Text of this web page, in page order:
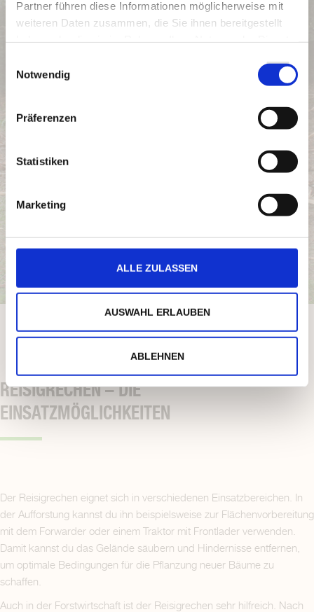
Partner führen diese Informationen möglicherweise mit
weiteren Daten zusammen, die Sie ihnen bereitgestellt
Notwendig
Präferenzen
Statistiken
Marketing
ALLE ZULASSEN
AUSWAHL ERLAUBEN
ABLEHNEN
REISIGRECHEN – DIE
EINSATZMÖGLICHKEITEN
Der Reisigrechen eignet sich in verschiedenen Einsatzbereichen. In
der Aufforstung kannst du ihn beispielsweise zur Flächenvorbereitung
mit dem Forwarder oder einem Traktor mit Frontlader verwenden.
Damit kannst du das Gelände säubern und Hindernisse entfernen,
um optimale Bedingungen für die Pflanzung neuer Bäume zu
schaffen.
Auch in der Forstwirtschaft ist der Reisigrechen sehr hilfreich. Nach